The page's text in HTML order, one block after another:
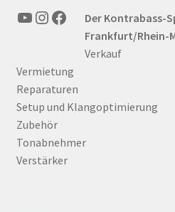
YouTube
Instagram
FacebookDer Kontrabass-
Frankfurt/Rhein-
Verkauf
Vermietung
Reparaturen
Setup und Klangoptimierung
Zubehör
Tonabnehmer
Verstärker